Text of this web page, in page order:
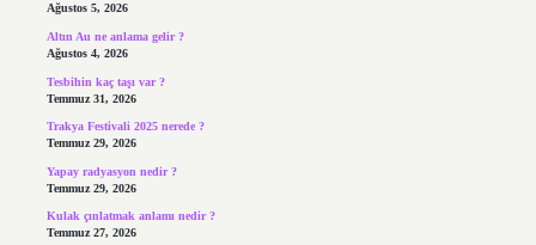
Ağustos 5, 2026
Altın Au ne anlama gelir ?
Ağustos 4, 2026
Tesbihin kaç taşı var ?
Temmuz 31, 2026
Trakya Festivali 2025 nerede ?
Temmuz 29, 2026
Yapay radyasyon nedir ?
Temmuz 29, 2026
Kulak çınlatmak anlamı nedir ?
Temmuz 27, 2026